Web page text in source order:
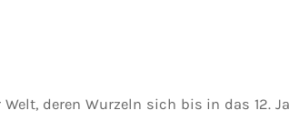
deren Wurzeln sich bis in das 12.